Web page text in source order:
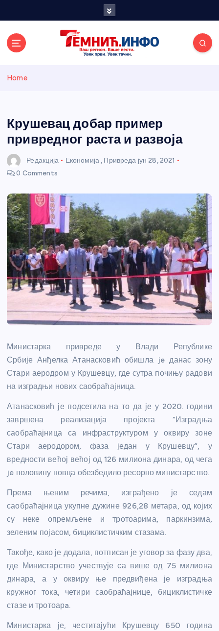
и портал
Home
Крушевац добар пример
привредног раста и развоја
Редакција Економија, Привреда јун 28, 2021
0 Comments
Министарка привреде у Влади Републике
Србије Анђелка Атанасковић обишла je данас зону
Стари аеродром у Крушевцу, где сутра почињу радови
на изградњи нових саобраћајница.
Атанасковић је подсетила на то да је у 2020. години
завршена реализација пројекта “Изградња
саобраћајница са инфраструктуром у оквиру зоне
Стари аеродором, фаза један у Крушевцу”, у
вредности већој већој од 126 милиона динара, од чега
je половину новца обезбедило ресорно министарство.
Према њеним речима, изграђено је седам
саобраћајница укупне дужине 926,28 метара, од којих
су неке опремљене и тротоарима, паркинзима,
зеленим појасом, бициклистичким стазама.
Такође, како је додала, потписан је уговор за фазу два,
где Министарство учествује са више од 75 милиона
динара, а у оквиру ње предвиђена је изградња
кружног тока, четири саобраћајнице, бициклистичке
стазе и тротоарa.
Министарка је, честитајући Крушевцу 650 година